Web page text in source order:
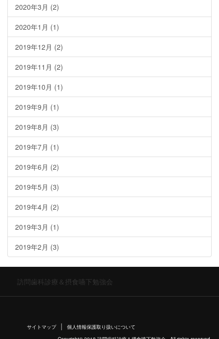
2020年3月 (2)
2020年1月 (1)
2019年12月 (2)
2019年11月 (2)
2019年10月 (1)
2019年9月 (1)
2019年8月 (3)
2019年7月 (1)
2019年6月 (2)
2019年5月 (3)
2019年4月 (2)
2019年3月 (1)
2019年2月 (3)
訪問歯科診療＆摂食嚥下勉強会
サイトマップ
個人情報保護取り扱いについて